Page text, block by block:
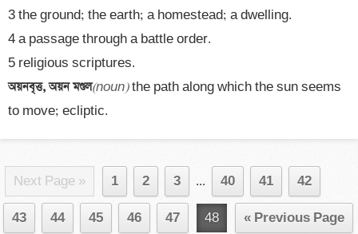
3 the ground; the earth; a homestead; a dwelling.
4 a passage through a battle order.
অয়নবৃত্ত, অয়ন মণ্ডল(noun) the path along which the sun seems
to move; ecliptic.
Next Page » 1 2 3 ... 40 41 42
43 44 45 46 47 48 « Previous Page